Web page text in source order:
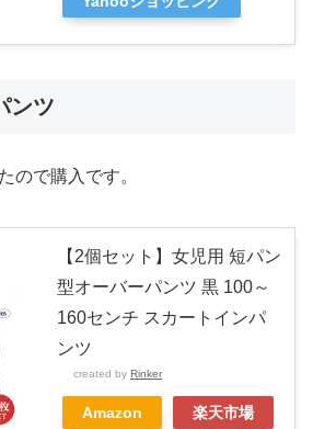
ンツ
ので購入です。
【2個セット】女児用 短パン
型オーバーパンツ 黒 100～
160センチ スカートインパ
ンツ
created by Rinker
Amazon 楽天市場